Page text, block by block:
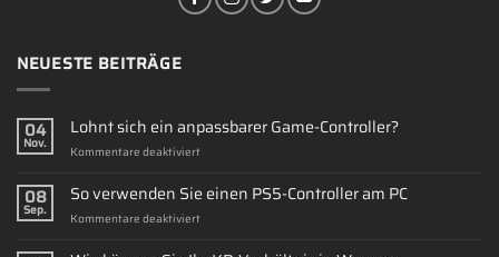
NEUESTE BEITRÄGE
04
Nov.
Lohnt sich ein anpassbarer Game-Controller?
Kommentare deaktiviertfür
sich
ein
anpassbarer
08
Sep.
So verwenden Sie einen PS5-Controller am PC
Kommentare deaktiviertfür
verwenden